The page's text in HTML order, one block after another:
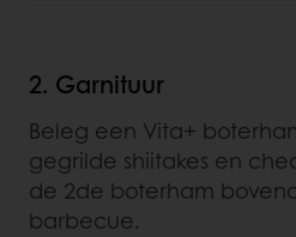
2. Garnituur
Beleg een Vita+
gegrilde shiitakes en
de 2de boterham
barbecue.